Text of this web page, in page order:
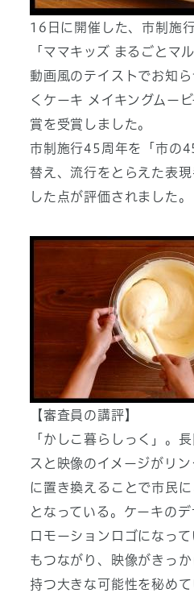
16日に開催した、市制施
「ママキッズ まるごとマ
動画風のテイストでお知
くケーキ メイキングムー
賞を受賞しました。
市制施行45周年を「市の
替え、流行をとらえた表
した点が評価されました。
【審査員の講評】
「かしこ暮らしっく」。
スと映像のイメージがリ
に置き換えることで市民
となっている。ケーキの
ロモーションロゴになっ
もつながり、映像がきっ
持つ大きな可能性を秘め